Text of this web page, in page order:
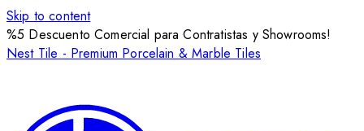
Skip to content
%5 Descuento Comercial para Contratistas y Showrooms!
Nest Tile - Premium Porcelain & Marble Tiles